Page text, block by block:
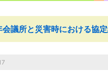
議所と災害時における協定